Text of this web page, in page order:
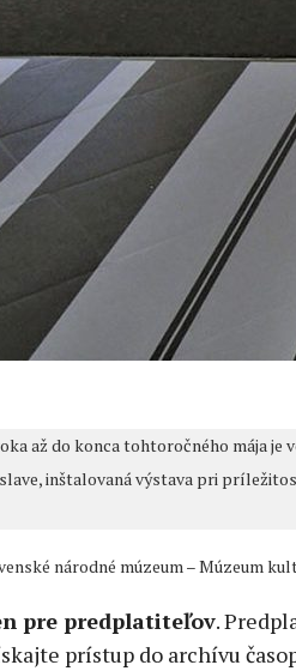
až do konca tohtoročného mája je
inštalovaná výstava pri
národné múzeum – Múzeum
pre predplatiteľov.
prístup do archívu